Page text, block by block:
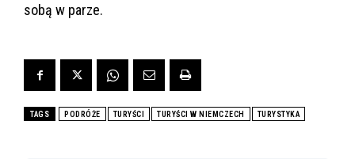
sobą w parze.
TAGS PODRÓŻE TURYŚCI TURYŚCI W NIEMCZECH TURYSTYKA